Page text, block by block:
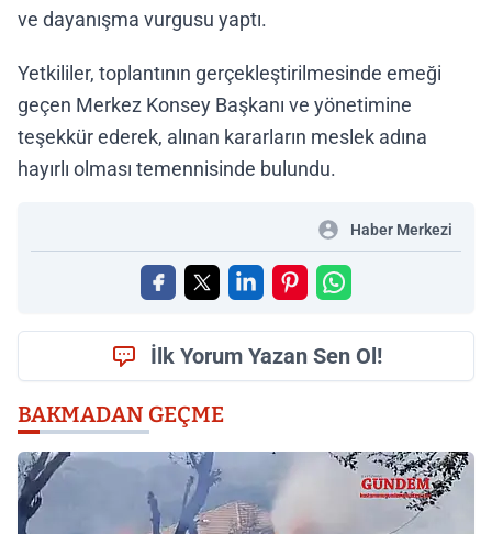
ve dayanışma vurgusu yaptı.
Yetkililer, toplantının gerçekleştirilmesinde emeği
geçen Merkez Konsey Başkanı ve yönetimine
teşekkür ederek, alınan kararların meslek adına
hayırlı olması temennisinde bulundu.
Haber Merkezi
İlk Yorum Yazan Sen Ol!
BAKMADAN GEÇME